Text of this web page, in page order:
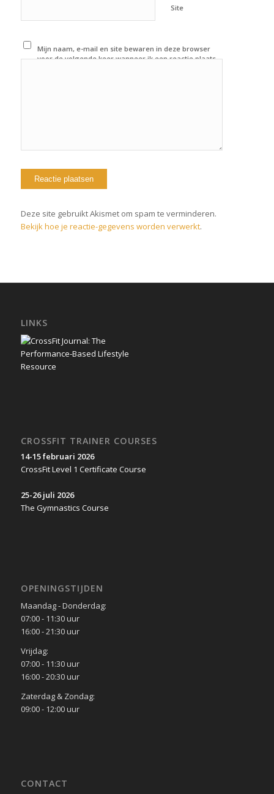
Site
Mijn naam, e-mail en site bewaren in deze browser
voor de volgende keer wanneer ik een reactie plaats.
Deze site gebruikt Akismet om spam te verminderen.
Bekijk hoe je reactie-gegevens worden verwerkt.
LINKS
CROSSFIT TRAINER COURSES
14-15 februari 2026
CrossFit Level 1 Certificate Course
25-26 juli 2026
The Gymnastics Course
OPENINGSTIJDEN
Maandag - Donderdag:
07:00 - 11:30 uur
16:00 - 21:30 uur
Vrijdag:
07:00 - 11:30 uur
16:00 - 20:30 uur
Zaterdag & Zondag:
09:00 - 12:00 uur
CONTACT